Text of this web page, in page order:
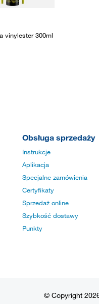
vinylester 300ml
Obsługa sprzedaży
Instrukcje
Aplikacja
Specjalne zamówienia
Certyfikaty
Sprzedaż online
Szybkość dostawy
Punkty
© Copyright